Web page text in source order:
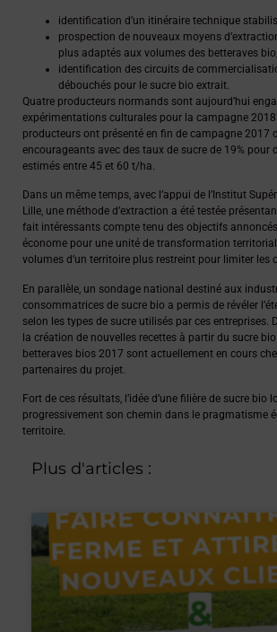
identification d’un itinéraire technique
prospection de nouveaux moyens
plus adaptés aux volumes des betteraves bio,
identification des circuits de
débouchés pour le sucre bio extrait.
Quatre producteurs normands sont aujourd’hui
expérimentations culturales pour la campagne
producteurs ont présenté en fin de campagne 2017
encourageants avec des taux de sucre de 19% pour
estimés entre 45 et 60 t/ha.
Dans un même temps, avec l’appui de l’Institut
Lille, une méthode d’extraction a été testée
fait intéressants compte tenu des objectifs
économe pour une unité de transformation
volumes d’un territoire plus restreint pour limiter les
En parallèle, un sondage national destiné aux
consommatrices de sucre bio a permis de révéler
selon les types de sucre utilisés par ces entreprises.
la création de nouvelles recettes à partir du sucre
betteraves bios 2017 sont actuellement en cours
partenaires du projet.
Fort de ces résultats, l’idée d’une filière de sucre bio
progressivement son chemin dans le pragmatisme
territoire.
Plus d'articles :